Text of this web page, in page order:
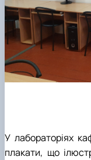
У лабораторіях
плакати, що